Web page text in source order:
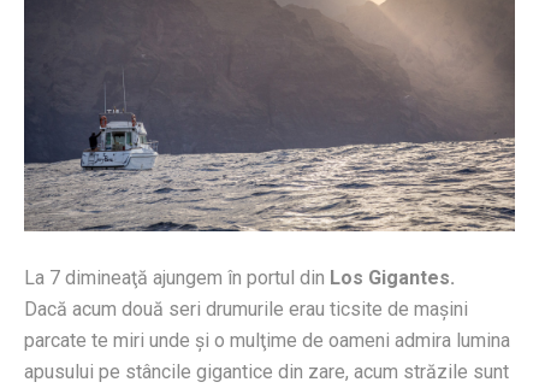
La 7 dimineaţă ajungem în portul din Los Gigantes.
Dacă acum două seri drumurile erau ticsite de maşini
parcate te miri unde şi o mulţime de oameni admira lumina
apusului pe stâncile gigantice din zare, acum străzile sunt